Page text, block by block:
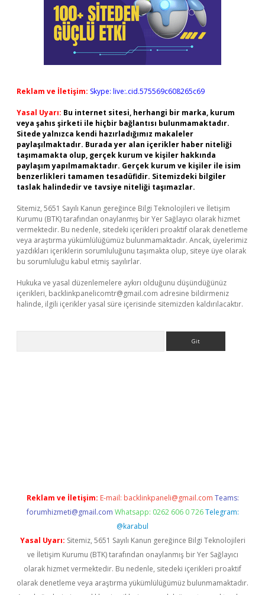
Reklam ve İletişim: Skype: live:.cid.575569c608265c69
Yasal Uyarı: Bu internet sitesi, herhangi bir marka, kurum
veya şahıs şirketi ile hiçbir bağlantısı bulunmamaktadır.
Sitede yalnızca kendi hazırladığımız makaleler
paylaşılmaktadır. Burada yer alan içerikler haber niteliği
taşımamakta olup, gerçek kurum ve kişiler hakkında
paylaşım yapılmamaktadır. Gerçek kurum ve kişiler ile isim
benzerlikleri tamamen tesadüfidir. Sitemizdeki bilgiler
taslak halindedir ve tavsiye niteliği taşımazlar.
Sitemiz, 5651 Sayılı Kanun gereğince Bilgi Teknolojileri ve İletişim
Kurumu (BTK) tarafından onaylanmış bir Yer Sağlayıcı olarak hizmet
vermektedir. Bu nedenle, sitedeki içerikleri proaktif olarak denetleme
veya araştırma yükümlülüğümüz bulunmamaktadır. Ancak, üyelerimiz
yazdıkları içeriklerin sorumluluğunu taşımakta olup, siteye üye olarak
bu sorumluluğu kabul etmiş sayılırlar.
Hukuka ve yasal düzenlemelere aykırı olduğunu düşündüğünüz
içerikleri, backlinkpanelicomtr@gmail.com adresine bildirmeniz
halinde, ilgili içerikler yasal süre içerisinde sitemizden kaldırılacaktır.
Reklam ve İletişim: E-mail: backlinkpaneli@gmail.com Teams:
forumhizmeti@gmail.com Whatsapp: 0262 606 0 726 Telegram:
@karabul
Yasal Uyarı: Sitemiz, 5651 Sayılı Kanun gereğince Bilgi Teknolojileri
ve İletişim Kurumu (BTK) tarafından onaylanmış bir Yer Sağlayıcı
olarak hizmet vermektedir. Bu nedenle, sitedeki içerikleri proaktif
olarak denetleme veya araştırma yükümlülüğümüz bulunmamaktadır.